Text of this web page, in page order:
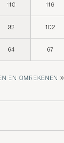
110 116
92 102
64 67
EN OMREKENEN »